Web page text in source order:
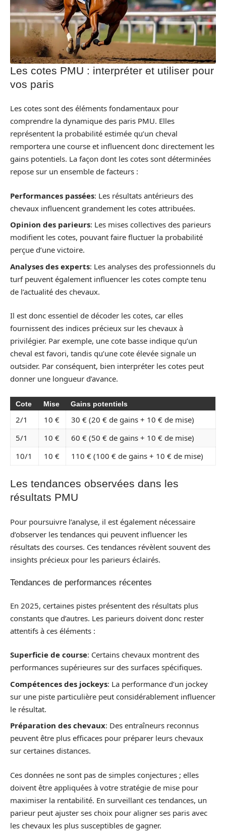
Les cotes PMU : interpréter et utiliser pour
vos paris
Les cotes sont des éléments fondamentaux pour
comprendre la dynamique des paris PMU. Elles
représentent la probabilité estimée qu’un cheval
remportera une course et influencent donc directement les
gains potentiels. La façon dont les cotes sont déterminées
repose sur un ensemble de facteurs :
Performances passées: Les résultats antérieurs des
chevaux influencent grandement les cotes attribuées.
Opinion des parieurs: Les mises collectives des parieurs
modifient les cotes, pouvant faire fluctuer la probabilité
perçue d’une victoire.
Analyses des experts: Les analyses des professionnels du
turf peuvent également influencer les cotes compte tenu
de l’actualité des chevaux.
Il est donc essentiel de décoder les cotes, car elles
fournissent des indices précieux sur les chevaux à
privilégier. Par exemple, une cote basse indique qu’un
cheval est favori, tandis qu’une cote élevée signale un
outsider. Par conséquent, bien interpréter les cotes peut
donner une longueur d’avance.
Cote Mise Gains potentiels
2/1 10 €
30 € (20 € de gains + 10 € de mise)
5/1
10 €
60 € (50 € de gains + 10 € de mise)
10/1
10 € 110 € (100 € de gains + 10 € de mise)
Les tendances observées dans les
résultats PMU
Pour poursuivre l’analyse, il est également nécessaire
d’observer les tendances qui peuvent influencer les
résultats des courses. Ces tendances révèlent souvent des
insights précieux pour les parieurs éclairés.
Tendances de performances récentes
En 2025, certaines pistes présentent des résultats plus
constants que d’autres. Les parieurs doivent donc rester
attentifs à ces éléments :
Superficie de course: Certains chevaux montrent des
performances supérieures sur des surfaces spécifiques.
Compétences des jockeys: La performance d’un jockey
sur une piste particulière peut considérablement influencer
le résultat.
Préparation des chevaux: Des entraîneurs reconnus
peuvent être plus efficaces pour préparer leurs chevaux
sur certaines distances.
Ces données ne sont pas de simples conjectures ; elles
doivent être appliquées à votre stratégie de mise pour
maximiser la rentabilité. En surveillant ces tendances, un
parieur peut ajuster ses choix pour aligner ses paris avec
les chevaux les plus susceptibles de gagner.